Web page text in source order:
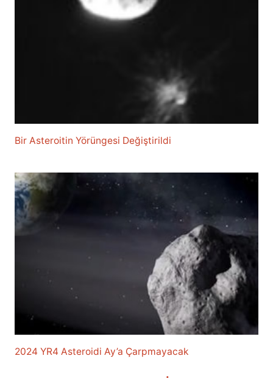
Bir Asteroitin Yörüngesi Değiştirildi
2024 YR4 Asteroidi Ay’a Çarpmayacak